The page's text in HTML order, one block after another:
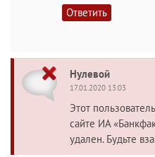
Ответить
Нулевой
17.01.2020 13:03
Этот
сайте ИА
удален. Будьте